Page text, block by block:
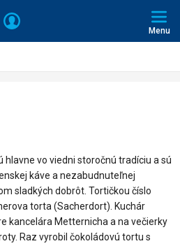
+421
Prihlásiť
Menu
hlavne vo viedni storočnú tradíciu a sú
káve a nezabudnuteľnej
sladkých dobrôt. Tortičkou číslo
torta (Sacherdort). Kuchár
kancelára Metternicha a na večierky
Raz vyrobil čokoládovú tortu s